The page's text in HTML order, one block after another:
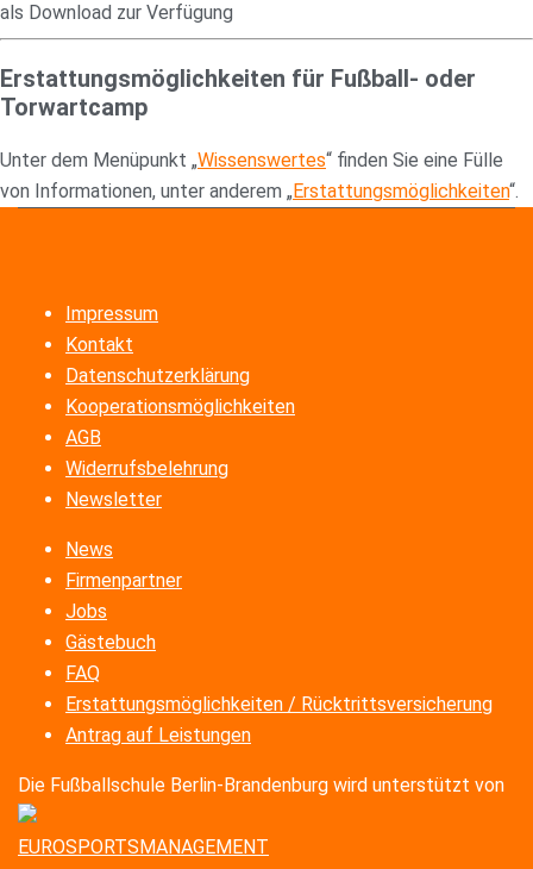
als Download zur Verfügung
Erstattungsmöglichkeiten für Fußball- oder
Torwartcamp
Unter dem Menüpunkt „Wissenswertes“ finden Sie eine Fülle
von Informationen, unter anderem „ Erstattungsmöglichkeiten“.
Impressum
Kontakt
Datenschutzerklärung
Kooperationsmöglichkeiten
AGB
Widerrufsbelehrung
Newsletter
News
Firmenpartner
Jobs
Gästebuch
FAQ
Erstattungsmöglichkeiten / Rücktrittsversicherung
Antrag auf Leistungen
Die Fußballschule Berlin-Brandenburg wird unterstützt von
EUROSPORTSMANAGEMENT